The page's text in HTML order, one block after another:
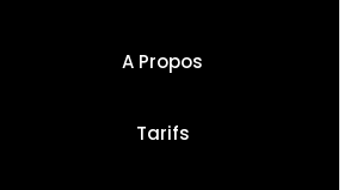
A Propos
Tarifs